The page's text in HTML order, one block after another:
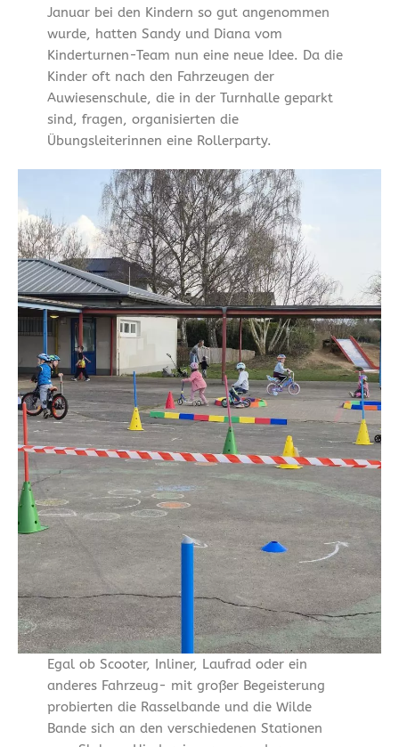
Januar bei den Kindern so gut angenommen
wurde, hatten Sandy und Diana vom
Kinderturnen-Team nun eine neue Idee. Da die
Kinder oft nach den Fahrzeugen der
Auwiesenschule, die in der Turnhalle geparkt
sind, fragen, organisierten die
Übungsleiterinnen eine Rollerparty.
Egal ob Scooter, Inliner, Laufrad oder ein
anderes Fahrzeug- mit großer Begeisterung
probierten die Rasselbande und die Wilde
Bande sich an den verschiedenen Stationen